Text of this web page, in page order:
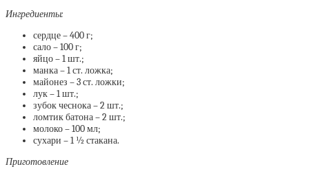
Ингредиенты:
сердце – 400 г;
сало – 100 г;
яйцо – 1 шт.;
манка – 1 ст. ложка;
майонез – 3 ст. ложки;
лук – 1 шт.;
зубок чеснока – 2 шт.;
ломтик батона – 2 шт.;
молоко – 100 мл;
сухари – 1 ½ стакана.
Приготовление